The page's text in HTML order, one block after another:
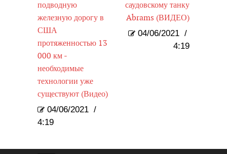
подводную
железную дорогу в
США
протяженностью 13
000 км -
необходимые
технологии уже
существуют (Видео)
04/06/2021 /
4:19
саудовскому танку
Abrams (ВИДЕО)
04/06/2021 /
4:19